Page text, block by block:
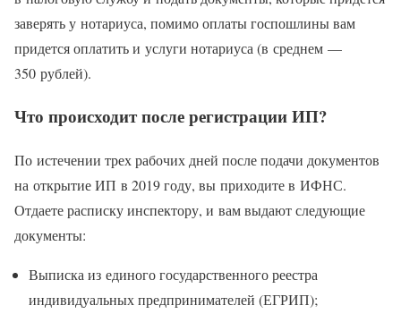
заверять у нотариуса, помимо оплаты госпошлины вам
придется оплатить и услуги нотариуса (в среднем —
350 рублей).
Что происходит после регистрации ИП?
По истечении трех рабочих дней после подачи документов
на открытие ИП в 2019 году, вы приходите в ИФНС.
Отдаете расписку инспектору, и вам выдают следующие
документы:
Выписка из единого государственного реестра
индивидуальных предпринимателей (ЕГРИП);